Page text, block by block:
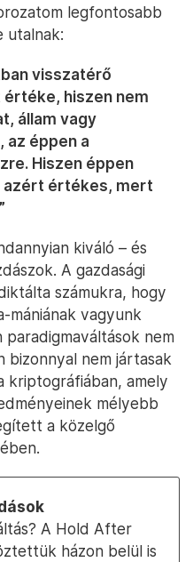
legfontosabb
utalnak:
visszatérő
hiszen nem
állam vagy
az éppen a
Hiszen éppen
azért értékes, mert
kiváló – és
A gazdasági
számukra, hogy
mániának vagyunk
paradigmaváltások nem
nem jártasak
kriptográfiában, amely
mélyebb
a közelgő
A Hold After
házon belül is